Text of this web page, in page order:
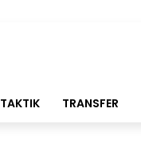
TAKTIK TRANSFER